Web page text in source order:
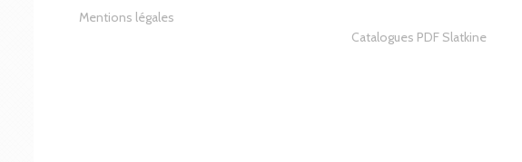
Mentions légales
Catalogues PDF Slatkine